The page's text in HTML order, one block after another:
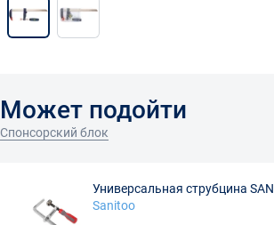
Может подойти
Спонсорский блок
Универсальная струбцина
шин
Sanitoo